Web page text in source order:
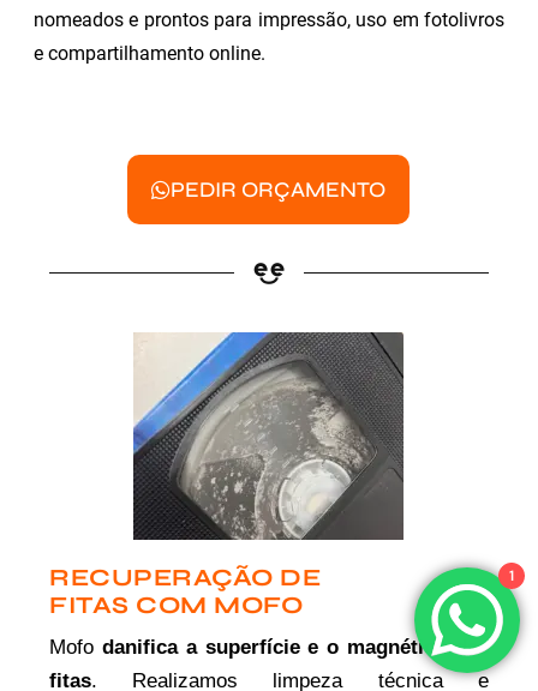
nomeados e prontos para impressão, uso em fotolivros
e compartilhamento online.
PEDIR ORÇAMENTO
RECUPERAÇÃO DE
FITAS COM MOFO
Mofodanifica a superfície e o magnético das
fitas. Realizamos limpeza técnica e
1